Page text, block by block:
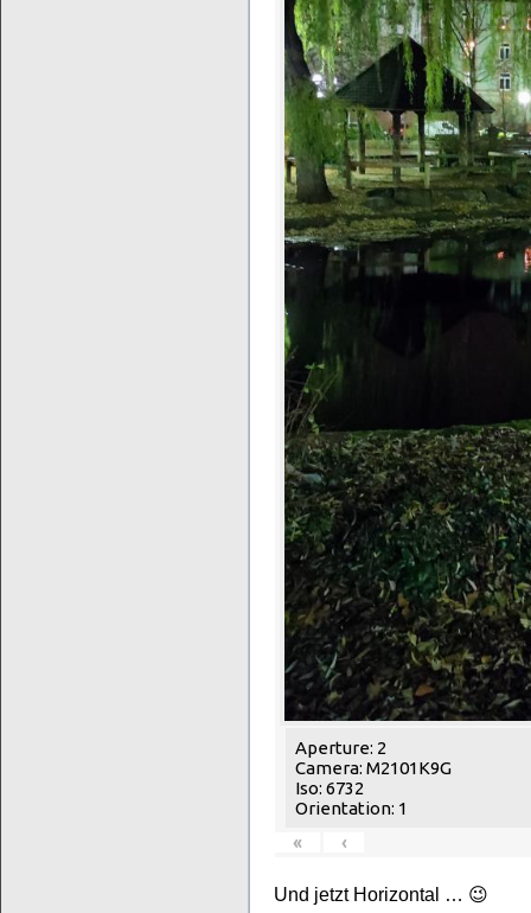
Aperture: 2
Camera: M2101K9G
Iso: 6732
Orientation: 1
«
‹
Und jetzt Horizontal … 😉